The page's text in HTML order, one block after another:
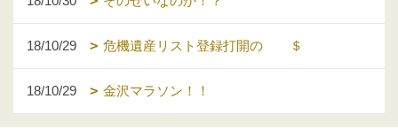
18/10/29 危機遺産リスト登録打開の ＄
18/10/29 金沢マラソン！！